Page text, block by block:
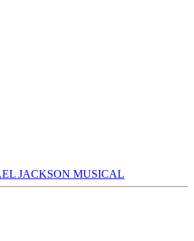
JACKSON MUSICAL